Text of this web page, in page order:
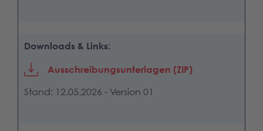
Downloads & Links:
Ausschreibungsunterlagen (ZIP)
Stand: 12.05.2026 - Version 01